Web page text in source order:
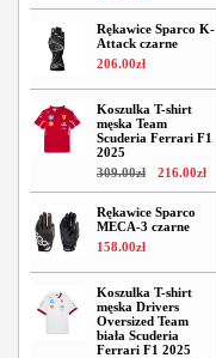
Rękawice Sparco K-
Attack czarne
206.00zł
Koszulka T-shirt
męska Team
Scuderia Ferrari F1
2025
309.00zł 216.00zł
Rękawice Sparco
MECA-3 czarne
158.00zł
Koszulka T-shirt
męska Drivers
Oversized Team
biała Scuderia
Ferrari F1 2025